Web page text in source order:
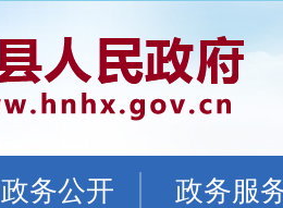
政务公开 政务服